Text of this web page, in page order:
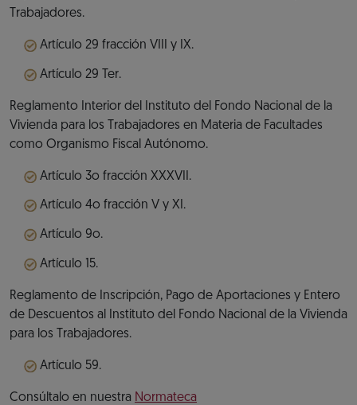
Trabajadores.
Artículo 29 fracción VIII y IX.
Artículo 29 Ter.
Reglamento Interior del Instituto del Fondo Nacional de la
Vivienda para los Trabajadores en Materia de Facultades
como Organismo Fiscal Autónomo.
Artículo 3o fracción XXXVII.
Artículo 4o fracción V y XI.
Artículo 9o.
Artículo 15.
Reglamento de Inscripción, Pago de Aportaciones y Entero
de Descuentos al Instituto del Fondo Nacional de la Vivienda
para los Trabajadores.
Artículo 59.
Consúltalo en nuestra Normateca